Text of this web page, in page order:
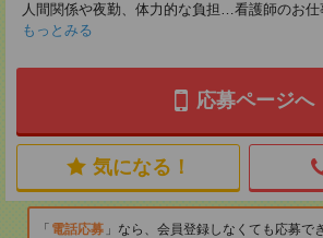
人間関係や夜勤、体力的な負担…看護師のお
もっとみる
応募ページへ
気になる！
電話応募
なら、会員登録しなくても応募で